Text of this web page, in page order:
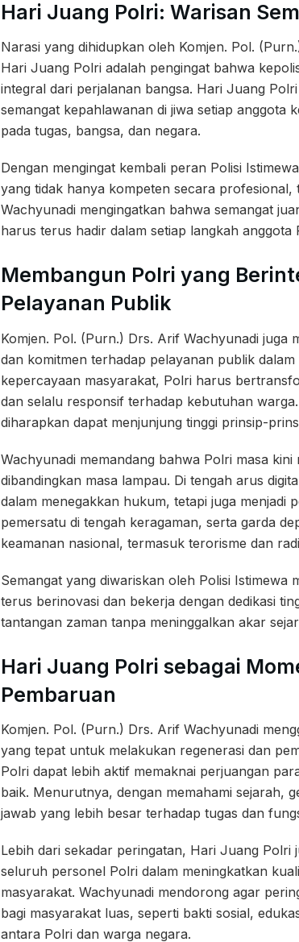
Hari Juang Polri: Warisan
Narasi yang dihidupkan oleh Komjen. Pol.
Hari Juang Polri adalah pengingat bahwa
integral dari perjalanan bangsa. Hari Juang
semangat kepahlawanan di jiwa setiap anggota
pada tugas, bangsa, dan negara.
Dengan mengingat kembali peran Polisi
yang tidak hanya kompeten secara profesional,
Wachyunadi mengingatkan bahwa semangat
harus terus hadir dalam setiap langkah anggota
Membangun Polri yang
Pelayanan Publik
Komjen. Pol. (Purn.) Drs. Arif Wachyunadi juga
dan komitmen terhadap pelayanan publik
kepercayaan masyarakat, Polri harus
dan selalu responsif terhadap kebutuhan
diharapkan dapat menjunjung tinggi prinsip-
Wachyunadi memandang bahwa Polri masa
dibandingkan masa lampau. Di tengah arus
dalam menegakkan hukum, tetapi juga menjadi
pemersatu di tengah keragaman, serta garda
keamanan nasional, termasuk terorisme dan
Semangat yang diwariskan oleh Polisi
terus berinovasi dan bekerja dengan dedikasi
tantangan zaman tanpa meninggalkan akar
Hari Juang Polri sebagai
Pembaruan
Komjen. Pol. (Purn.) Drs. Arif Wachyunadi
yang tepat untuk melakukan regenerasi dan
Polri dapat lebih aktif memaknai perjuangan
baik. Menurutnya, dengan memahami sejarah,
jawab yang lebih besar terhadap tugas dan
Lebih dari sekadar peringatan, Hari Juang Polri
seluruh personel Polri dalam meningkatkan
masyarakat. Wachyunadi mendorong agar
bagi masyarakat luas, seperti bakti sosial,
antara Polri dan warga negara.